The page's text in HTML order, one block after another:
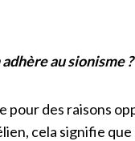
au sionisme ?
pour des raisons
cela signifie